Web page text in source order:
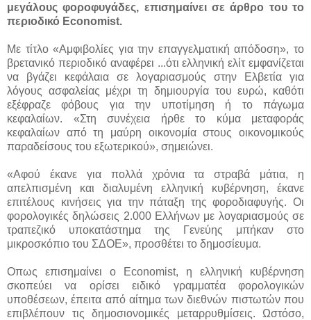
μεγάλους φοροφυγάδες, επισημαίνει σε άρθρο του το
περιοδικό Economist.
Με τίτλο «Αμφιβολίες για την επαγγελματική απόδοση», το
βρετανικό περιοδικό αναφέρει ...ότι ελληνική ελίτ εμφανίζεται
να βγάζει κεφάλαια σε λογαριασμούς στην Ελβετία για
λόγους ασφαλείας μέχρι τη δημιουργία του ευρώ, καθότι
εξέφραζε φόβους για την υποτίμηση ή το πάγωμα
κεφαλαίων. «Στη συνέχεια ήρθε το κύμα μεταφοράς
κεφαλαίων από τη μαύρη οικονομία στους οικονομικούς
παραδείσους του εξωτερικού», σημειώνει.
«Αφού έκανε για πολλά χρόνια τα στραβά μάτια, η
απελπισμένη και διαλυμένη ελληνική κυβέρνηση, έκανε
επιτέλους κινήσεις για την πάταξη της φοροδιαφυγής. Οι
φορολογικές δηλώσεις 2.000 Ελλήνων με λογαριασμούς σε
τραπεζικό υποκατάστημα της Γενεύης μπήκαν στο
μικροσκόπιο του ΣΔΟΕ», προσθέτει το δημοσίευμα.
Οπως επισημαίνει ο Economist, η ελληνική κυβέρνηση
σκοπεύει να ορίσει ειδικό γραμματέα φορολογικών
υποθέσεων, έπειτα από αίτημα των διεθνών πιστωτών που
επιβλέπουν τις δημοσιονομικές μεταρρυθμίσεις. Ωστόσο,